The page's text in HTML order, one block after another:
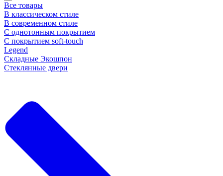
Все товары
В классическом стиле
В современном стиле
С однотонным покрытием
С покрытием soft-touch
Legend
Складные Экошпон
Стеклянные двери